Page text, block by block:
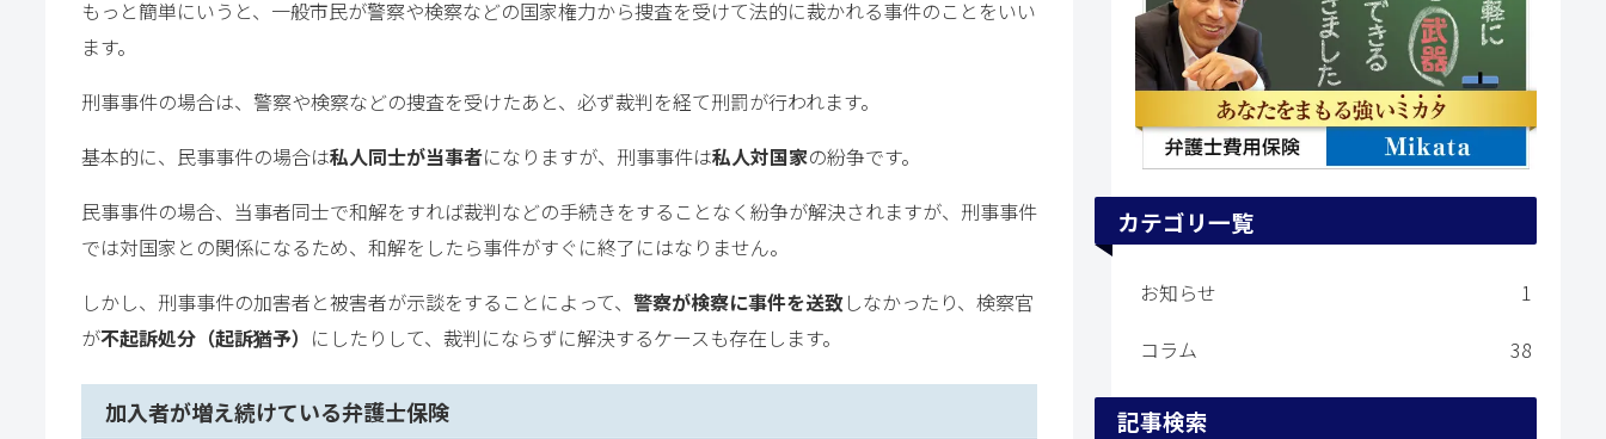
もっと簡単にいうと、一般市民が警察や検察などの国家権力から捜査を受けて法的に裁かれる事件のことをいい
ます。
刑事事件の場合は、警察や検察などの捜査を受けたあと、必ず裁判を経て刑罰が行われます。
基本的に、民事事件の場合は私人同士が当事者になりますが、刑事事件は私人対国家の紛争です。
民事事件の場合、当事者同士で和解をすれば裁判などの手続きをすることなく紛争が解決されますが、刑事事件
では対国家との関係になるため、和解をしたら事件がすぐに終了にはなりません。
しかし、刑事事件の加害者と被害者が示談をすることによって、 警察が検察に事件を送致しなかったり、検察官
が不起訴処分（起訴猶予） にしたりして、裁判にならずに解決するケースも存在します。
加入者が増え続けている弁護士保険
カテゴリ一覧
お知らせ
1
コラム
38
記事検索